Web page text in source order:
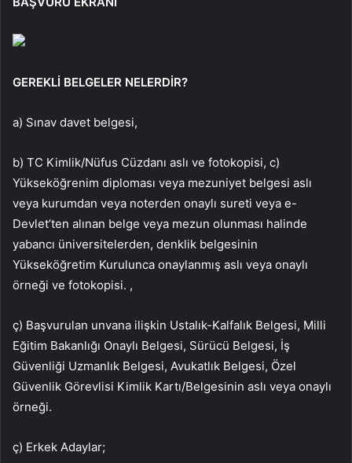
GEREKLİ BELGELER NELERDİR?
a) Sınav davet belgesi,
b) TC Kimlik/Nüfus Cüzdanı aslı ve fotokopisi, c)
Yükseköğrenim diploması veya mezuniyet belgesi aslı
veya kurumdan veya noterden onaylı sureti veya e-
Devlet’ten alınan belge veya mezun olunması halinde
yabancı üniversitelerden, denklik belgesinin
Yükseköğretim Kurulunca onaylanmış aslı veya onaylı
örneği ve fotokopisi. ,
ç) Başvurulan unvana ilişkin Ustalık-Kalfalık Belgesi, Milli
Eğitim Bakanlığı Onaylı Belgesi, Sürücü Belgesi, İş
Güvenliği Uzmanlık Belgesi, Avukatlık Belgesi, Özel
Güvenlik Görevlisi Kimlik Kartı/Belgesinin aslı veya onaylı
örneği.
ç) Erkek Adaylar;